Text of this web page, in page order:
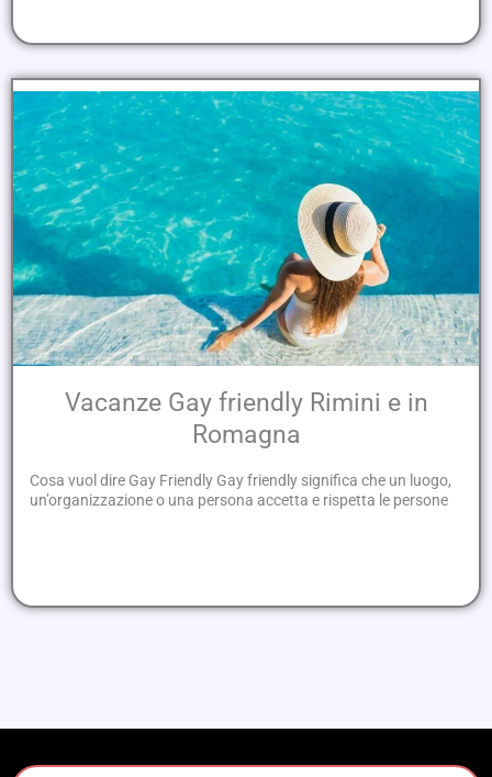
Vacanze Gay friendly Rimini e in
Romagna
Cosa vuol dire Gay Friendly Gay friendly significa che un luogo,
un’organizzazione o una persona accetta e rispetta le persone